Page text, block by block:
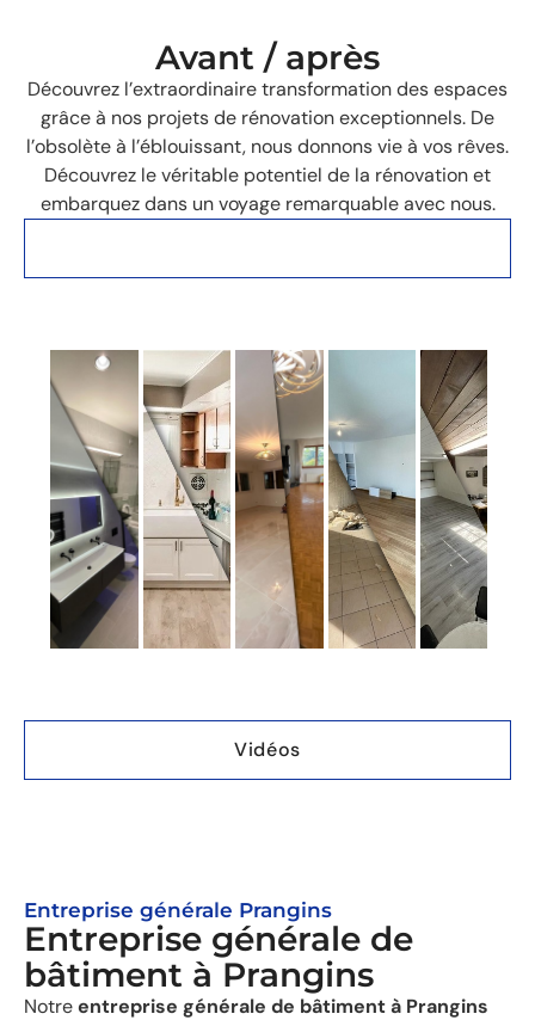
Avant / après
Découvrez l’extraordinaire transformation des espaces
grâce à nos projets de rénovation exceptionnels. De
l’obsolète à l’éblouissant, nous donnons vie à vos rêves.
Découvrez le véritable potentiel de la rénovation et
embarquez dans un voyage remarquable avec nous.
Vidéos
Entreprise générale Prangins
Entreprise générale de
bâtiment à Prangins
Notreentreprise générale de bâtiment à Prangins